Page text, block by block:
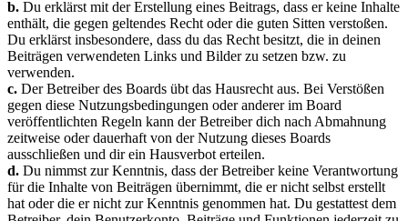
b. Du erklärst mit der Erstellung eines Beitrags, dass er keine Inhalte
enthält, die gegen geltendes Recht oder die guten Sitten verstoßen.
Du erklärst insbesondere, dass du das Recht besitzt, die in deinen
Beiträgen verwendeten Links und Bilder zu setzen bzw. zu
verwenden.
c. Der Betreiber des Boards übt das Hausrecht aus. Bei Verstößen
gegen diese Nutzungsbedingungen oder anderer im Board
veröffentlichten Regeln kann der Betreiber dich nach Abmahnung
zeitweise oder dauerhaft von der Nutzung dieses Boards
ausschließen und dir ein Hausverbot erteilen.
d. Du nimmst zur Kenntnis, dass der Betreiber keine Verantwortung
für die Inhalte von Beiträgen übernimmt, die er nicht selbst erstellt
hat oder die er nicht zur Kenntnis genommen hat. Du gestattest dem